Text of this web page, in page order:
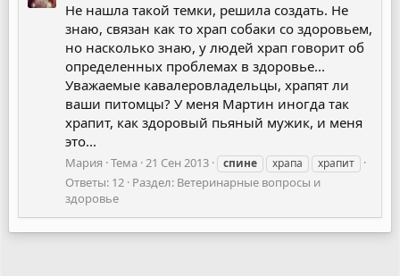
Не нашла такой темки, решила создать. Не
знаю, связан как то храп собаки со здоровьем,
но насколько знаю, у людей храп говорит об
определенных проблемах в здоровье...
Уважаемые кавалеровладельцы, храпят ли
ваши питомцы? У меня Мартин иногда так
храпит, как здоровый пьяный мужик, и меня
это...
Мария Тема 21 Сен 2013 спине храпа храпит
Ответы: 12 Раздел: Ветеринарные вопросы и
здоровье